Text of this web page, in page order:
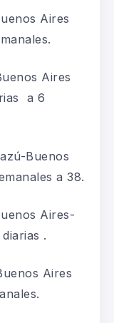
Aires
Aires
a 6
Buenos
a 38.
Aires-
.
Aires